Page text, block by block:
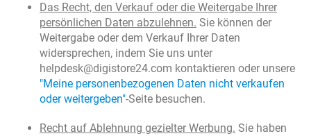
Das Recht, den Verkauf oder die Weitergabe Ihrer
persönlichen Daten abzulehnen. Sie können der
Weitergabe oder dem Verkauf Ihrer Daten
widersprechen, indem Sie uns unter
helpdesk@digistore24.com kontaktieren oder unsere
"Meine personenbezogenen Daten nicht verkaufen
oder weitergeben"-Seite besuchen.
Recht auf Ablehnung gezielter Werbung. Sie haben